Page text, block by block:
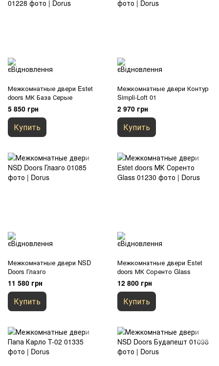
Межкомнатные двери Estet
doors МК База Серые
5 850 грн
Купить
Межкомнатные двери Контур
Simpli-Loft 01
2 970 грн
Купить
Межкомнатные двери NSD
Doors Глазго
11 580 грн
Купить
Межкомнатные двери Estet
doors МК Соренто Glass
12 800 грн
Купить